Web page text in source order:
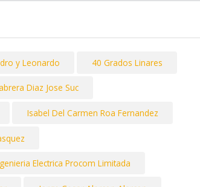
y Leonardo 40 Grados Linares
Diaz Jose Suc
Isabel Del Carmen Roa Fernandez
Electrica Procom Limitada